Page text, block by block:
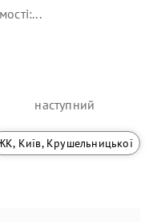
наступний
Київ, Крушельницької